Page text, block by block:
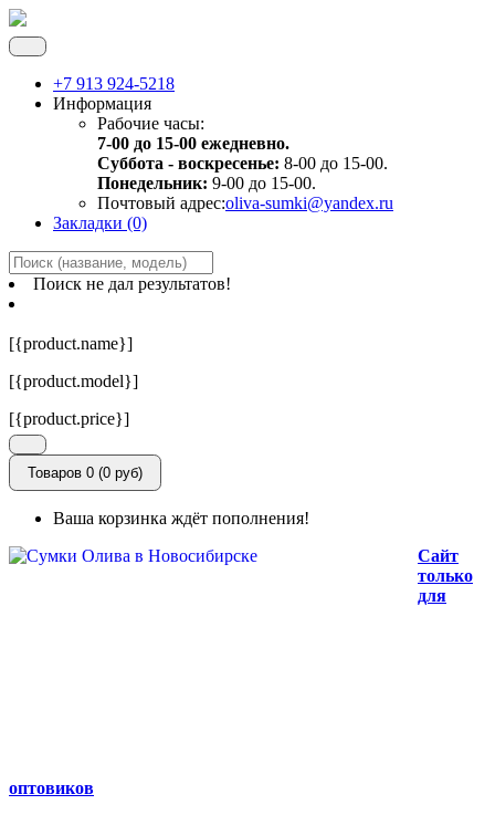
+7 913 924-5218
Информация
Рабочие часы:
7-00 до 15-00 ежедневно.
Суббота - воскресенье: 8-00 до 15-00.
Понедельник: 9-00 до 15-00.
Почтовый адрес:oliva-sumki@yandex.ru
Закладки (0)
Поиск не дал результатов!
[{product.name}]
[{product.model}]
[{product.price}]
Товаров 0 (0 руб)
Ваша корзинка ждёт пополнения!
Сайт
только
для
оптовиков